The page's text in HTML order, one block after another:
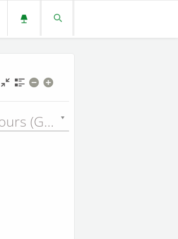
Grande Bible de Tours (GBT) - 1866